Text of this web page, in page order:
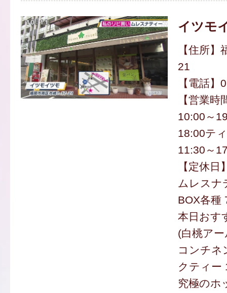
イツモ
【住所
21
【電話
【営業
10:00～
18:00テ
11:30～
【定休日
ムレスナ
BOX各種
本日おす
(白桃ア
コンチネ
クティー
究極のホ